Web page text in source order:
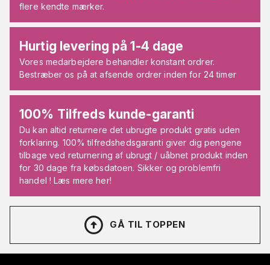
flere kendte mærker.
Hurtig levering på 1-4 dage
Vores medarbejdere behandler konstant ordrer.
Bestræber os på at afsende ordrer inden for 24 timer
100% Tilfreds kunde-garanti
Du kan altid returnere det ubrugte produkt gratis uden
forklaring. 100% tilfredshedsgaranti giver dig pengene
tilbage ved returnering af ubrugt / uåbnet produkt inden
for 30 dage fra købsdatoen. Sikker og problemfri
handel ! Læs mere her!
GÅ TIL TOPPEN